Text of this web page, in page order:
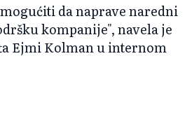
da naprave naredni
kompanije", navela je
Ejmi Kolman u internom